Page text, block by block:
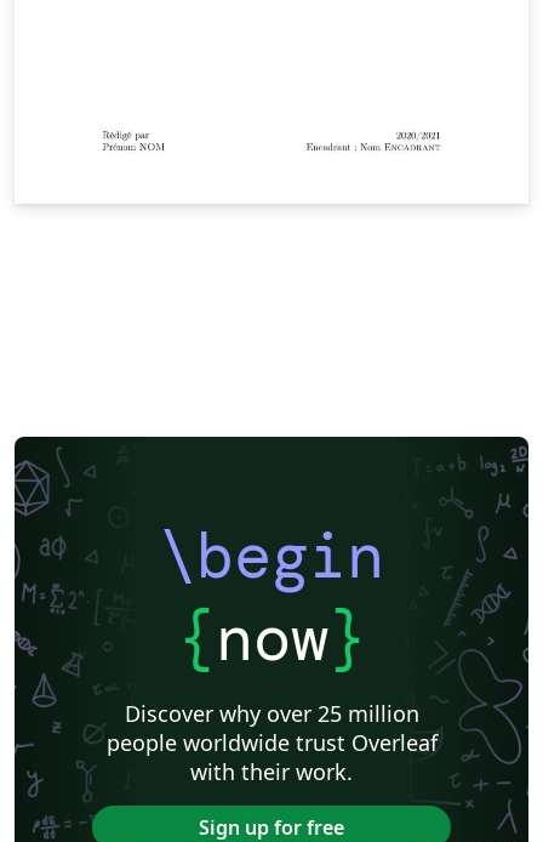
\begin
{now}
Discover why over 25 million
people worldwide trust Overleaf
with their work.
Sign up for free